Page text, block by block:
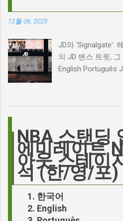
하는 동시에 우려
로디의 이미지가
거리가 있다는 의
한 비판에 대해 "
의 이미지가 원작
리가 '히스클리프'
무엇인지, 그리고
시킬 수 있는지에
다. 다니엘 데이 루
점에서 다니엘 데
것은 결코 우연이
12월 06, 2025
JD와 'Signalgate':
의 JD 밴스 트윗,
English Português
연결고리 오늘의
단순히 두 글자의
'Signalgate' 스캔
다. 폭스뉴스 진행
Hegseth)를 중심
치 못한 인물, JD
환하며 파장을 일
들이 어떻게 얽혀
오늘의 특가
NBA 스탠딩
에미레이트
아웃 스테이
석 (한/영/포)
한국어
English